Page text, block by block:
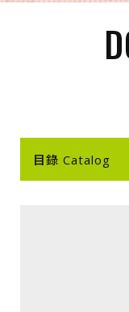
目錄 Catalog